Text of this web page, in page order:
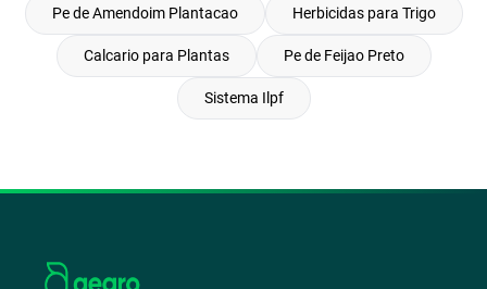
Pe de Amendoim Plantacao Herbicidas para Trigo
Calcario para Plantas Pe de Feijao Preto
Sistema Ilpf